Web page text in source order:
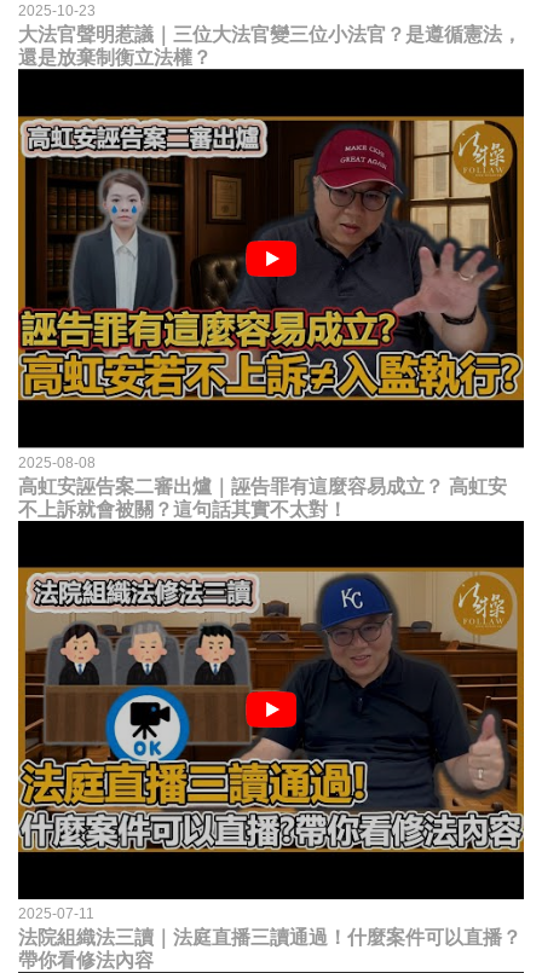
2025-10-23
大法官聲明惹議｜三位大法官變三位小法官？是遵循憲法，
還是放棄制衡立法權？
2025-08-08
高虹安誣告案二審出爐｜誣告罪有這麼容易成立？ 高虹安
不上訴就會被關？這句話其實不太對！
2025-07-11
法院組織法三讀｜法庭直播三讀通過！什麼案件可以直播？
帶你看修法內容